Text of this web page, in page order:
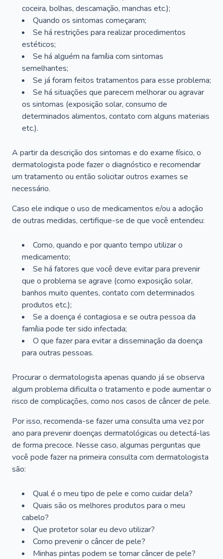
coceira, bolhas, descamação, manchas etc.);
Quando os sintomas começaram;
Se há restrições para realizar procedimentos
estéticos;
Se há alguém na família com sintomas
semelhantes;
Se já foram feitos tratamentos para esse problema;
Se há situações que parecem melhorar ou agravar
os sintomas (exposição solar, consumo de
determinados alimentos, contato com alguns materiais
etc.).
A partir da descrição dos sintomas e do exame físico, o
dermatologista pode fazer o diagnóstico e recomendar
um tratamento ou então solicitar outros exames se
necessário.
Caso ele indique o uso de medicamentos e/ou a adoção
de outras medidas, certifique-se de que você entendeu:
Como, quando e por quanto tempo utilizar o
medicamento;
Se há fatores que você deve evitar para prevenir
que o problema se agrave (como exposição solar,
banhos muito quentes, contato com determinados
produtos etc.);
Se a doença é contagiosa e se outra pessoa da
família pode ter sido infectada;
O que fazer para evitar a disseminação da doença
para outras pessoas.
Procurar o dermatologista apenas quando já se observa
algum problema dificulta o tratamento e pode aumentar o
risco de complicações, como nos casos de câncer de pele.
Por isso, recomenda-se fazer uma consulta uma vez por
ano para prevenir doenças dermatológicas ou detectá-las
de forma precoce. Nesse caso, algumas perguntas que
você pode fazer na primeira consulta com dermatologista
são:
Qual é o meu tipo de pele e como cuidar dela?
Quais são os melhores produtos para o meu
cabelo?
Que protetor solar eu devo utilizar?
Como prevenir o câncer de pele?
Minhas pintas podem se tornar câncer de pele?